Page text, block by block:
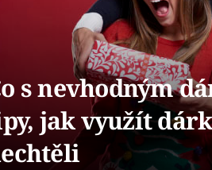
s nevhodným
jak využít